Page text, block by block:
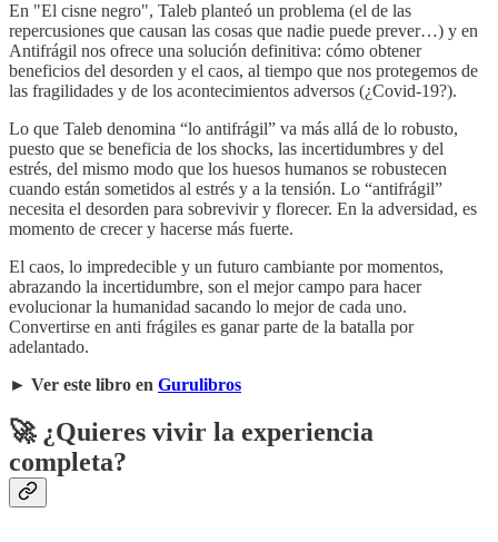
En "El cisne negro", Taleb planteó un problema (el de las
repercusiones que causan las cosas que nadie puede prever…) y en
Antifrágil nos ofrece una solución definitiva: cómo obtener
beneficios del desorden y el caos, al tiempo que nos protegemos de
las fragilidades y de los acontecimientos adversos (¿Covid-19?).
Lo que Taleb denomina “lo antifrágil” va más allá de lo robusto,
puesto que se beneficia de los shocks, las incertidumbres y del
estrés, del mismo modo que los huesos humanos se robustecen
cuando están sometidos al estrés y a la tensión. Lo “antifrágil”
necesita el desorden para sobrevivir y florecer. En la adversidad, es
momento de crecer y hacerse más fuerte.
El caos, lo impredecible y un futuro cambiante por momentos,
abrazando la incertidumbre, son el mejor campo para hacer
evolucionar la humanidad sacando lo mejor de cada uno.
Convertirse en anti frágiles es ganar parte de la batalla por
adelantado.
► Ver este libro en Gurulibros
🚀 ¿Quieres vivir la experiencia
completa?